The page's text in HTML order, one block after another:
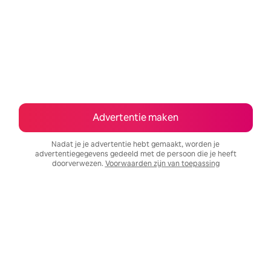
Advertentie maken
Nadat je je advertentie hebt gemaakt, worden je
advertentiegegevens gedeeld met de persoon die je heeft
doorverwezen. Voorwaarden zijn van toepassing